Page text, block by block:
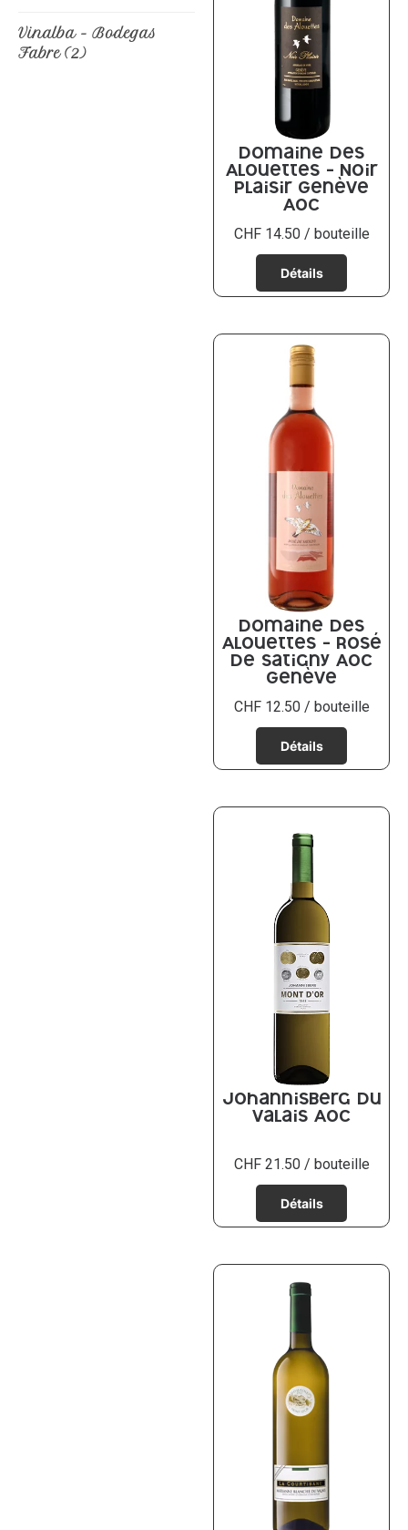
Vinalba - Bodegas
Fabre (2)
Domaine des
Alouettes – Noir
Plaisir Genève
AOC
CHF14.50 / bouteille
Domaine des
Alouettes – Rosé
de Satigny AOC
Genève
CHF12.50 / bouteille
Johannisberg du
Valais AOC
CHF21.50 / bouteille